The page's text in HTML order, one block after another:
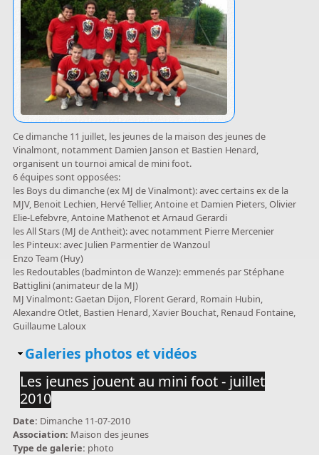
Ce dimanche 11 juillet, les jeunes de la maison des jeunes de
Vinalmont, notamment Damien Janson et Bastien Henard,
organisent un tournoi amical de mini foot.
6 équipes sont opposées:
les Boys du dimanche (ex MJ de Vinalmont): avec certains ex de la
MJV, Benoit Lechien, Hervé Tellier, Antoine et Damien Pieters, Olivier
Elie-Lefebvre, Antoine Mathenot et Arnaud Gerardi
les All Stars (MJ de Antheit): avec notamment Pierre Mercenier
les Pinteux: avec Julien Parmentier de Wanzoul
Enzo Team (Huy)
les Redoutables (badminton de Wanze): emmenés par Stéphane
Battiglini (animateur de la MJ)
MJ Vinalmont: Gaetan Dijon, Florent Gerard, Romain Hubin,
Alexandre Otlet, Bastien Henard, Xavier Bouchat, Renaud Fontaine,
Guillaume Laloux
Masquer
Galeries photos et vidéos
Les jeunes jouent au mini foot - juillet
2010
Date: Dimanche 11-07-2010
Association: Maison des jeunes
Type de galerie: photo